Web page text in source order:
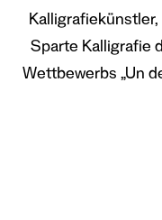
Sparte Kalligrafie
Wettbewerbs „Un